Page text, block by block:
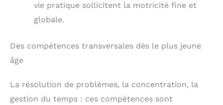
vie pratique sollicitent la motricité fine et
globale.
Des compétences transversales dès le plus jeune
âge
La résolution de problèmes, la concentration, la
gestion du temps : ces compétences sont